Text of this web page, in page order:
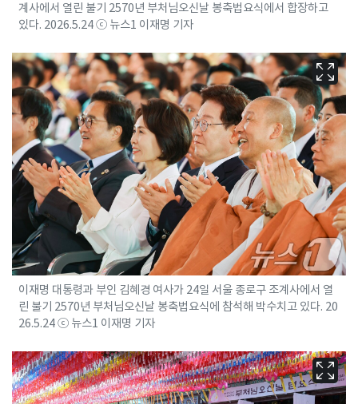
계사에서 열린 불기 2570년 부처님오신날 봉축법요식에서 합장하고
있다. 2026.5.24 ⓒ 뉴스1 이재명 기자
이재명 대통령과 부인 김혜경 여사가 24일 서울 종로구 조계사에서 열
린 불기 2570년 부처님오신날 봉축법요식에 참석해 박수치고 있다. 20
26.5.24 ⓒ 뉴스1 이재명 기자